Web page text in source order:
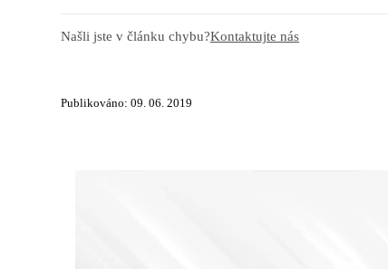
Našli jste v článku chybu?Kontaktujte nás
Publikováno: 09. 06. 2019